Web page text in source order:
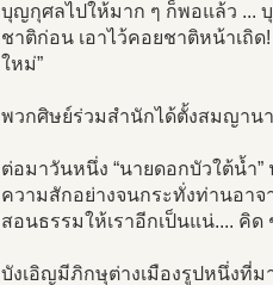
บุญกุศลไปให้มาก ๆ ก็พอแล้ว ...
ชาติก่อน เอาไว้คอยชาติหน้าเถิด
ใหม่”
พวกศิษย์ร่วมสำนักได้ตั้งสมญานา
ต่อมาวันหนึ่ง “นายดอกบัวใต้น้ำ
ความสักอย่างจนกระทั่งท่านอาจ
สอนธรรมให้เราอีกเป็นแน่.... คิ
บังเอิญมีภิกษุต่างเมืองรูปหนึ่งที่